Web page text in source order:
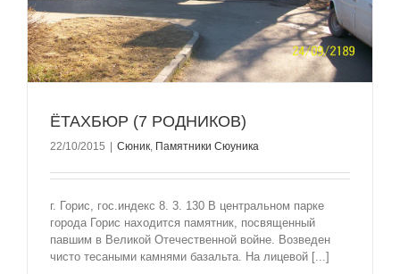
ËТАХБЮР (7 РОДНИКОВ)
22/10/2015 Сюник, Памятники Сюуника
г. Горис, гос.индекс 8. 3. 130 В центральном парке
города Горис находится памятник, посвященный
павшим в Великой Отечественной войне. Возведен
чисто тесаными камнями базальта. На лицевой [...]